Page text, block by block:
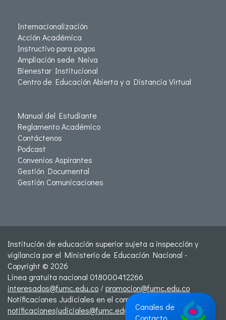
Internacionalización
Acción Académica
Instructivo para pagos
Ampliación sede Neiva
Bienestar Institucional
Centro de Educación Abierta y a Distancia Virtual
Manual del Estudiante
Reglamento Académico
Contáctenos
Podcast
Convenios Aspirantes
Gestión Documental
Gestión Comunicaciones
Institución de educación superior sujeta a inspección y
vigilancia por el Ministerio de Educación Nacional -
Copyright © 2026
Línea gratuita nacional 018000412266
interesados@fumc.edu.co /promocion@fumc.edu.co
Notificaciones Judiciales en el correo:
notificacionesjudiciales@fumc.edu.coCanales de
Contacto